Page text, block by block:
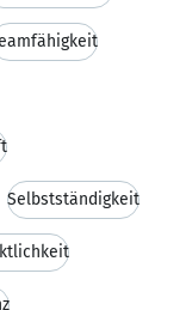
Selbstständigkeit